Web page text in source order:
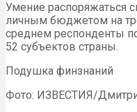
Умение распоряжаться
личным бюджетом на
среднем респонденты
52 субъектов страны.
Подушка финзнаний
Фото: ИЗВЕСТИЯ/